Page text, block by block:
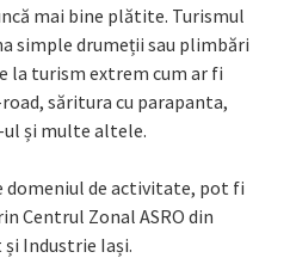
mai bine plătite. Turismul
simple drumeții sau plimbări
la turism extrem cum ar fi
săritura cu parapanta,
și multe altele.
domeniul de activitate, pot fi
Centrul Zonal ASRO din
Industrie Iași.